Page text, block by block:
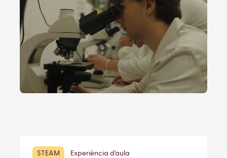
STEAM Experiència d'aula